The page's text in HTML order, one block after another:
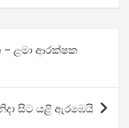
ar
ළමා ආරක්ෂක
සිට යළි ඇරඹෙයි